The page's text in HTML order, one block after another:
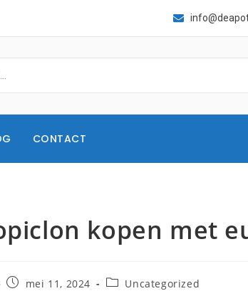
CONTACT
kopen met
mei 11, 2024 Uncategorized